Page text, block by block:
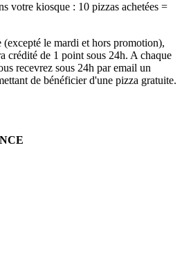
votre kiosque : 10 pizzas achetées =
(excepté le mardi et hors promotion),
crédité de 1 point sous 24h. A chaque
recevrez sous 24h par email un
de bénéficier d'une pizza gratuite.